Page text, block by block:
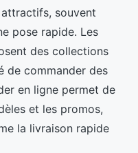
souvent
pose rapide. Les
des collections
de commander des
en ligne permet de
et les promos,
la livraison rapide